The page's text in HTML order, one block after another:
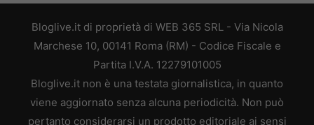
Bloglive.it di proprietà di WEB 365 SRL - Via Nicola
Marchese 10, 00141 Roma (RM) - Codice Fiscale e
Partita I.V.A. 12279101005
Bloglive.it non è una testata giornalistica, in quanto
viene aggiornato senza alcuna periodicità. Non può
pertanto considerarsi un prodotto editoriale ai sensi